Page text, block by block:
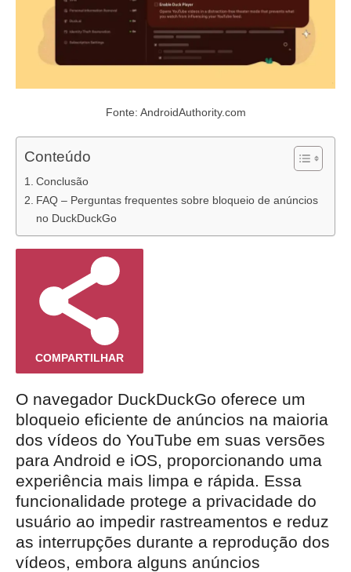
Fonte: AndroidAuthority.com
Conteúdo
Conclusão
FAQ – Perguntas frequentes sobre bloqueio de anúncios
no DuckDuckGo
COMPARTILHAR
O navegador DuckDuckGo oferece um
bloqueio eficiente de anúncios na maioria
dos vídeos do YouTube em suas versões
para Android e iOS, proporcionando uma
experiência mais limpa e rápida. Essa
funcionalidade protege a privacidade do
usuário ao impedir rastreamentos e reduz
as interrupções durante a reprodução dos
vídeos, embora alguns anúncios